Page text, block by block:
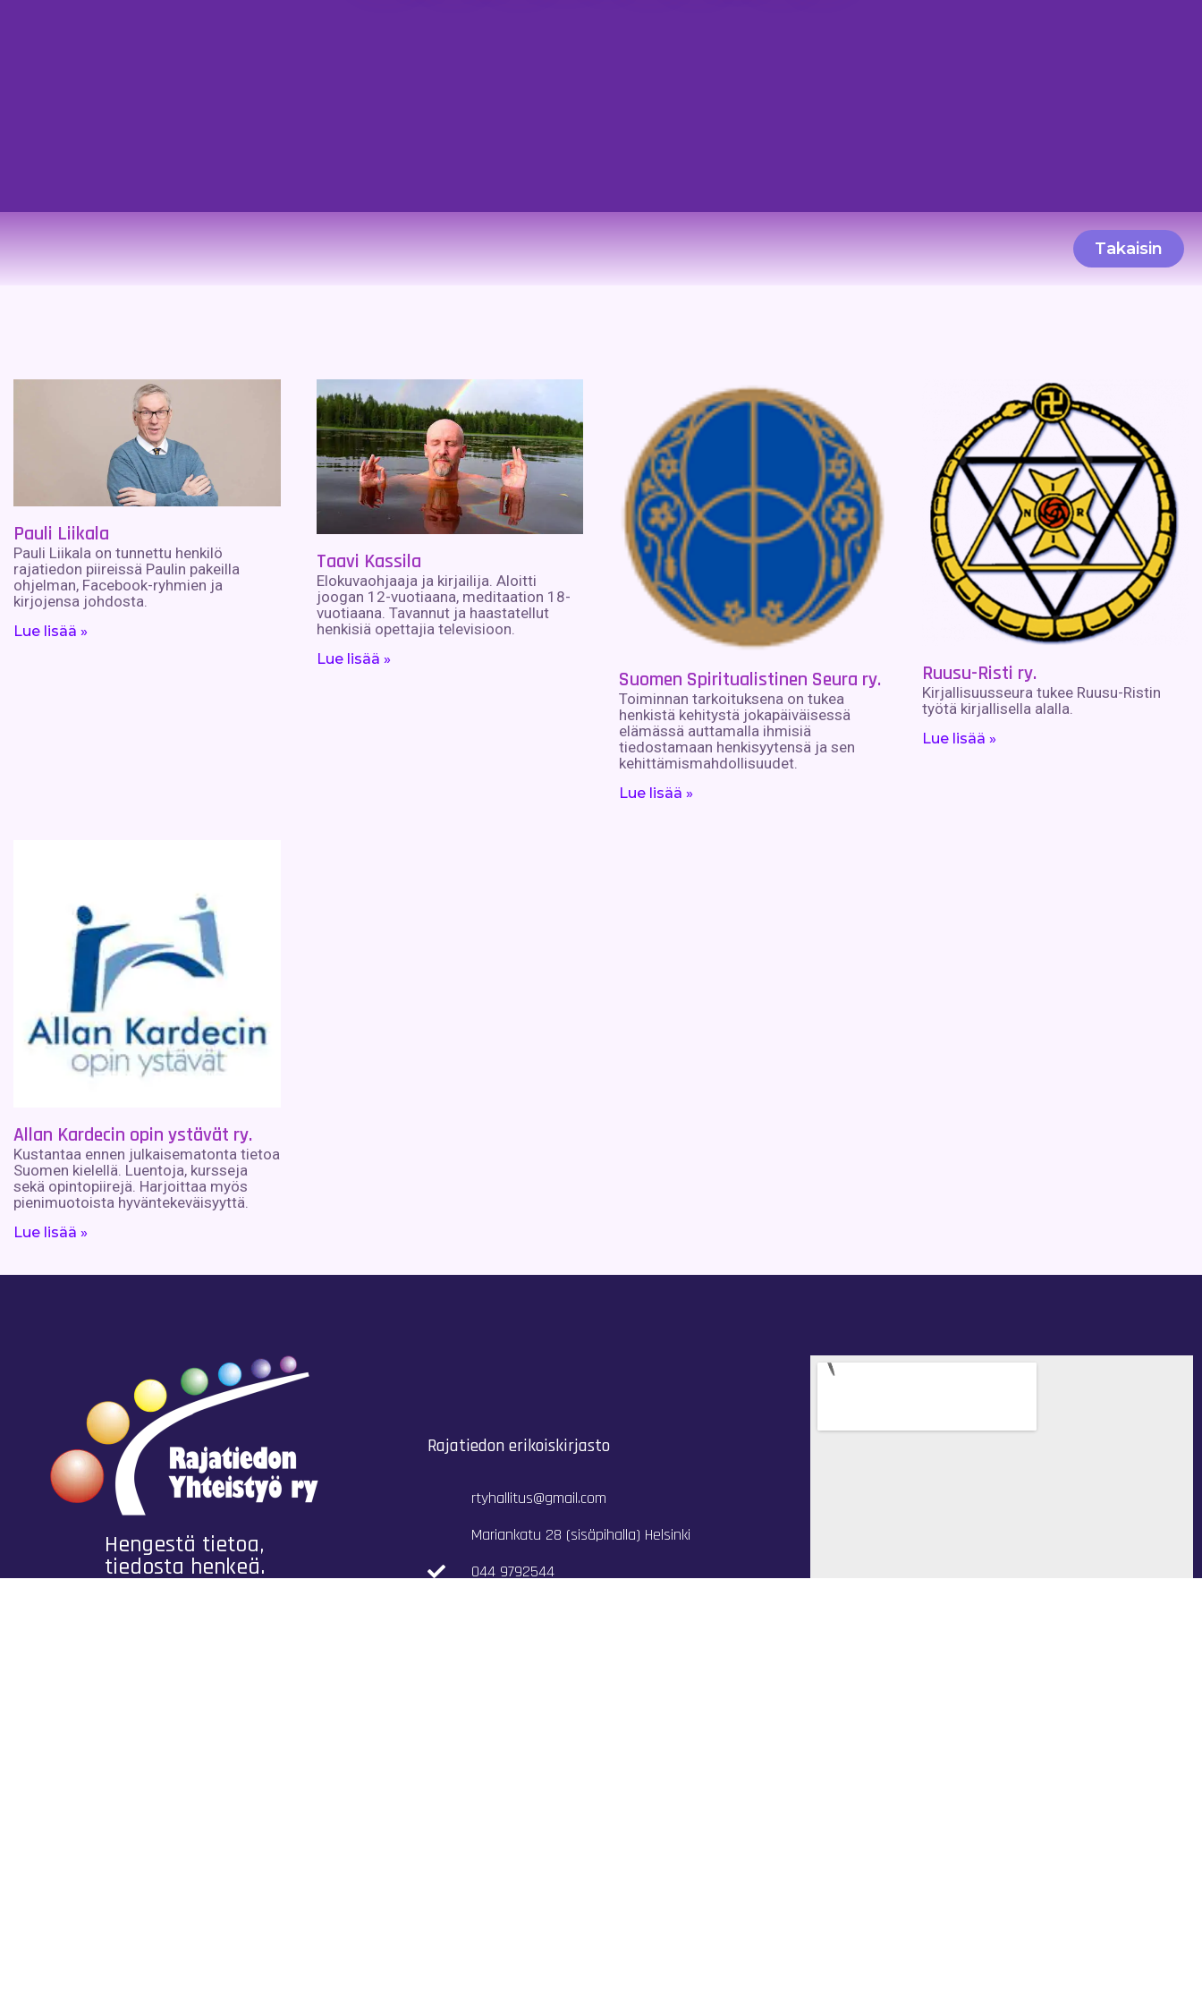
Takaisin
Pauli Liikala
Pauli Liikala on tunnettu henkilö
rajatiedon piireissä Paulin pakeilla
ohjelman, Facebook-ryhmien ja
kirjojensa johdosta.
Lue lisää »
Taavi Kassila
Elokuvaohjaaja ja kirjailija. Aloitti
joogan 12-vuotiaana, meditaation 18-
vuotiaana. Tavannut ja haastatellut
henkisiä opettajia televisioon.
Lue lisää »
Suomen Spiritualistinen Seura ry.
Toiminnan tarkoituksena on tukea
henkistä kehitystä jokapäiväisessä
elämässä auttamalla ihmisiä
tiedostamaan henkisyytensä ja sen
kehittämismahdollisuudet.
Lue lisää »
Ruusu-Risti ry.
Kirjallisuusseura tukee Ruusu-Ristin
työtä kirjallisella alalla.
Lue lisää »
Allan Kardecin opin ystävät ry.
Kustantaa ennen julkaisematonta tietoa
Suomen kielellä. Luentoja, kursseja
sekä opintopiirejä. Harjoittaa myös
pienimuotoista hyväntekeväisyyttä.
Lue lisää »
Hengestä tietoa,
tiedosta henkeä.
Rajatiedon erikoiskirjasto
rtyhallitus@gmail.com
Mariankatu 28 (sisäpihalla) Helsinki
044 9792544